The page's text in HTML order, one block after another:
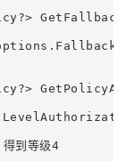
到等级4